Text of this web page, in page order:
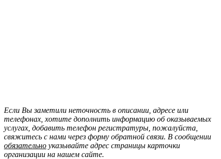
Если Вы заметили неточность в описании, адресе или
телефонах, хотите дополнить информацию об оказываемых
услугах, добавить телефон регистратуры, пожалуйста,
свяжитесь с нами через форму обратной связи. В сообщении
обязательно указывайте адрес страницы карточки
организации на нашем сайте.